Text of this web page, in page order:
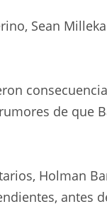
Sean
de que
Holman
antes